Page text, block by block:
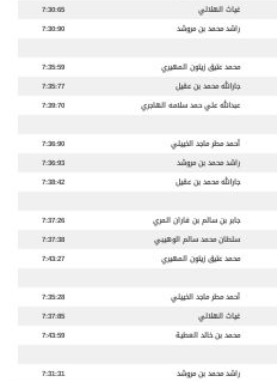
غياث الهلالي
7:30:65
راشد محمد بن مروشد 7:30:90
محمد عتيق زيتون المهيري
7:35:59
جارالله محمد بن عقيل
7:35:77
عبدالله علي حمد سلامه الهاجري 7:39:70
أحمد مطر ماجد الخييلي
7:36:90
راشد محمد بن مروشد
7:36:93
جارالله محمد بن عقيل 7:38:42
جابر بن سالم بن فاران المري
7:37:26
سلطان محمد سالم الوهيبي
7:37:38
محمد عتيق زيتون المهيري 7:43:27
أحمد مطر ماجد الخييلي
7:35:28
غياث الهلالي
7:37:85
محمد بن خالد العطية 7:43:59
راشد محمد بن مروشد
7:31:31